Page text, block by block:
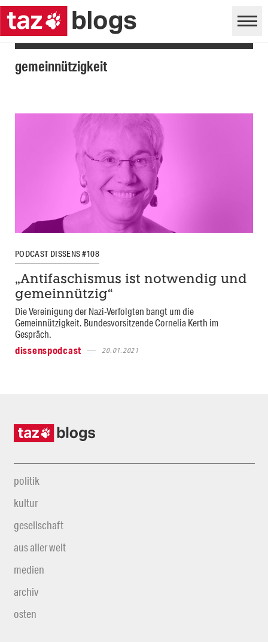
gemeinnützigkeit
PODCAST DISSENS #108
„Antifaschismus ist notwendig und
gemeinnützig“
Die Vereinigung der Nazi-Verfolgten bangt um die
Gemeinnützigkeit. Bundesvorsitzende Cornelia Kerth im
Gespräch.
dissenspodcast
20.01.2021
politik
kultur
gesellschaft
aus aller welt
medien
archiv
osten